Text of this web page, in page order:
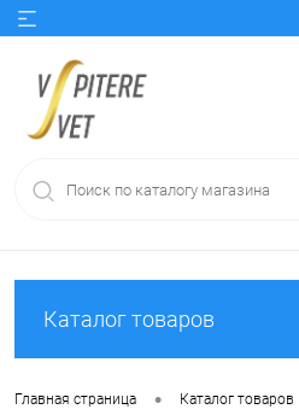
Каталог товаров
Главная страница • Каталог товаров